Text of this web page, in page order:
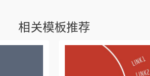
相关模板推荐